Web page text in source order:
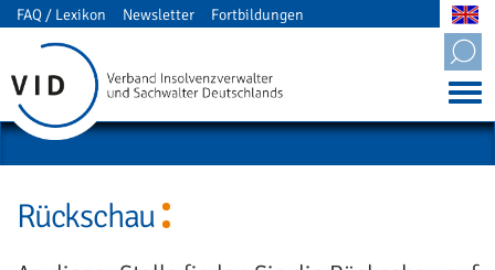
FAQ / Lexikon Newsletter Fortbildungen
Mitgliederbereich
Rückschau